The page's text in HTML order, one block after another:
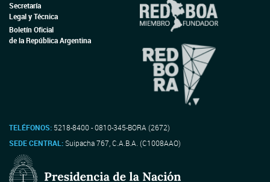
Secretaría
Legal y Técnica
Boletín Oficial
de la República Argentina
TELÉFONOS: 5218-8400 - 0810-345-BORA (2672)
SEDE CENTRAL:Suipacha 767, C.A.B.A. (C1008AAO)